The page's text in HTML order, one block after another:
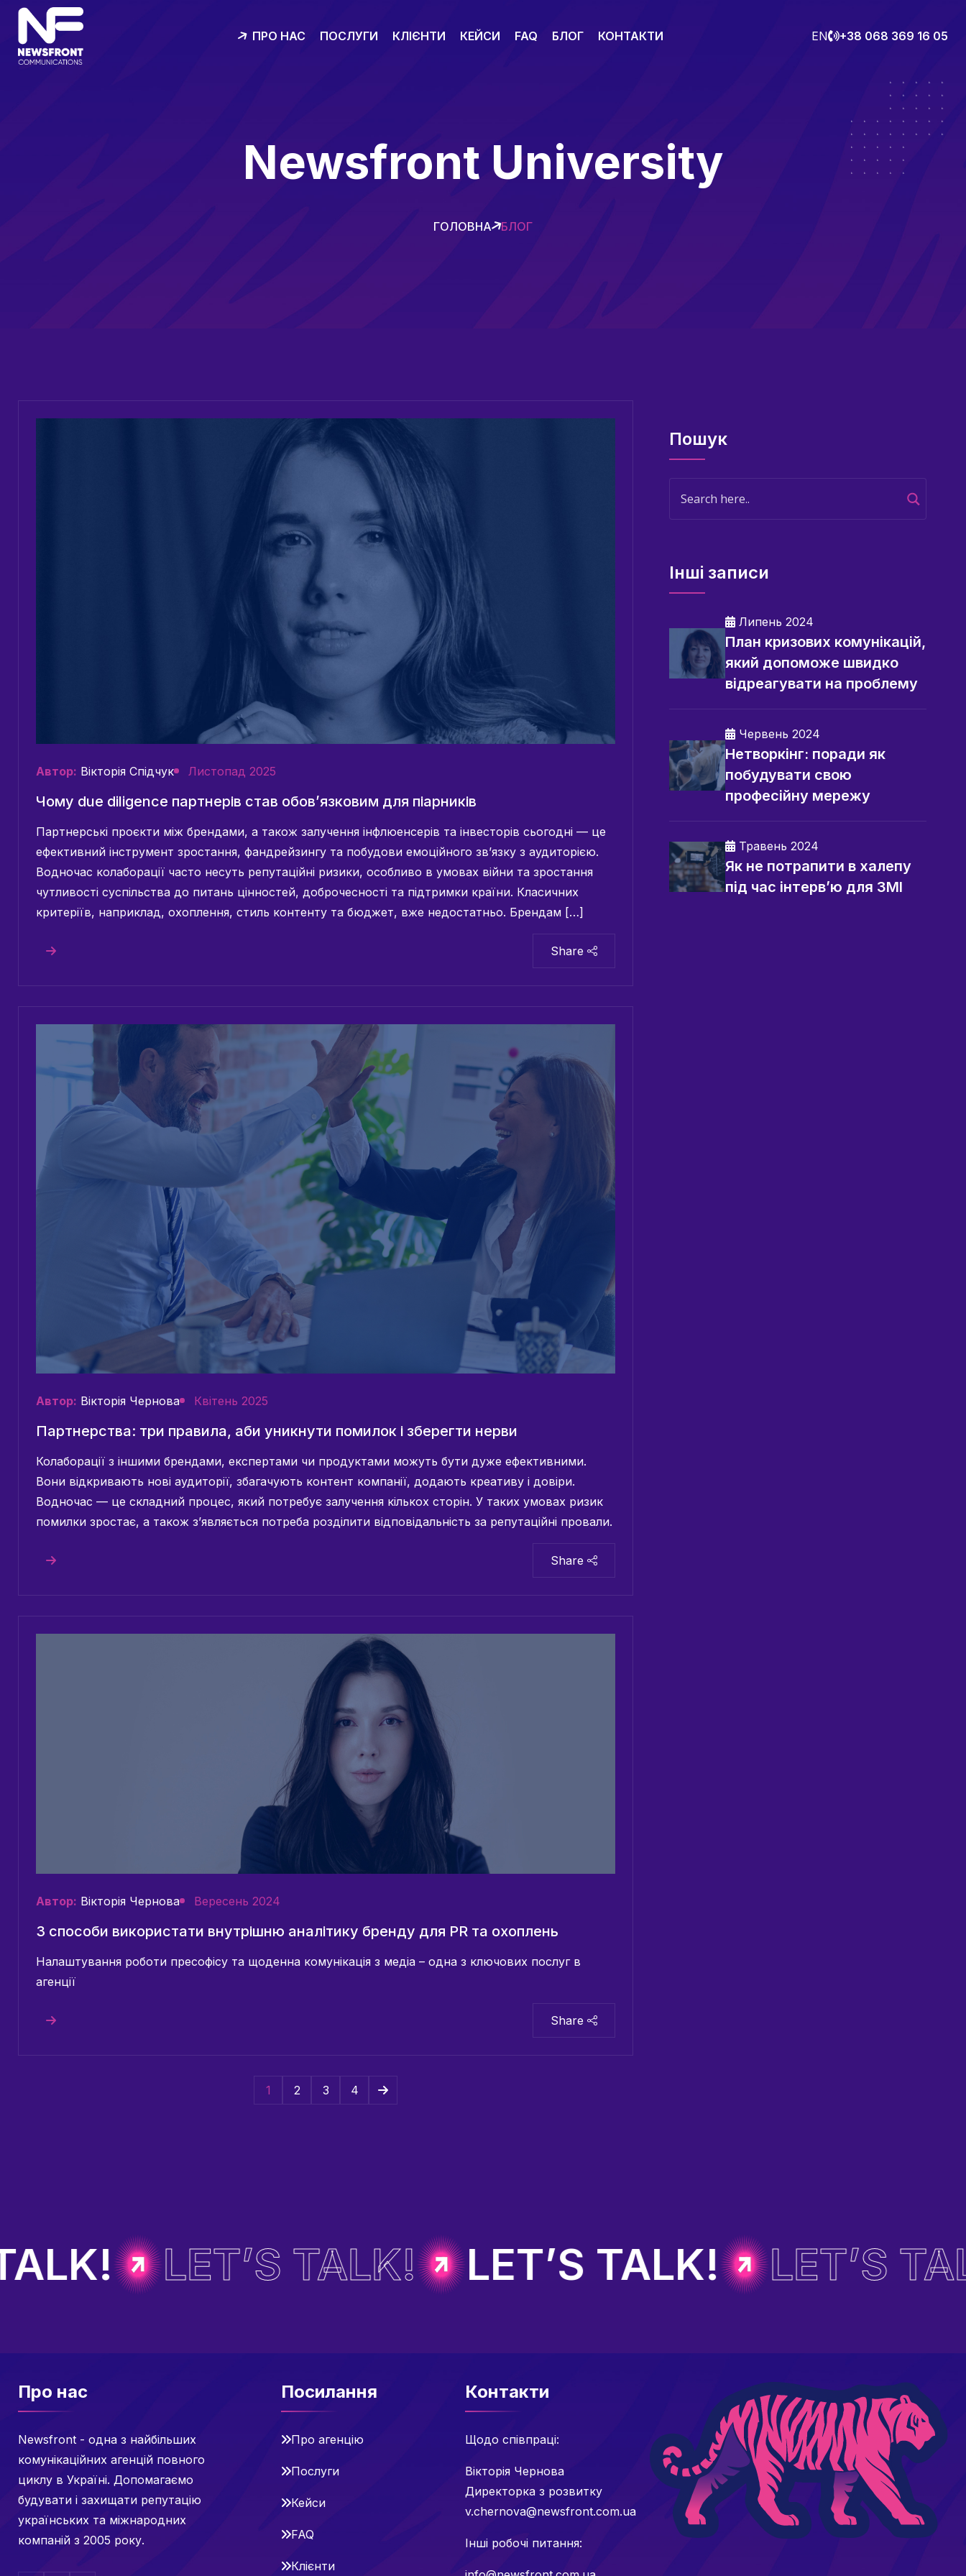
ПРО НАС ПОСЛУГИ КЛІЄНТИ КЕЙСИ FAQ БЛОГ КОНТАКТИ EN +38 068 369 16 05
Newsfront University
ГОЛОВНА БЛОГ
Автор: Вікторія Спідчук Листопад 2025
Чому due diligence партнерів став обов’язковим для піарників
Партнерські проєкти між брендами, а також залучення інфлюенсерів та інвесторів сьогодні — це
ефективний інструмент зростання, фандрейзингу та побудови емоційного зв’язку з аудиторією.
Водночас колаборації часто несуть репутаційні ризики, особливо в умовах війни та зростання
чутливості суспільства до питань цінностей, доброчесності та підтримки країни. Класичних
критеріїв, наприклад, охоплення, стиль контенту та бюджет, вже недостатньо. Брендам […]
Share
Автор: Вікторія Чернова Квітень 2025
Партнерства: три правила, аби уникнути помилок і зберегти нерви
Колаборації з іншими брендами, експертами чи продуктами можуть бути дуже ефективними.
Вони відкривають нові аудиторії, збагачують контент компанії, додають креативу і довіри.
Водночас — це складний процес, який потребує залучення кількох сторін. У таких умовах ризик
помилки зростає, а також з’являється потреба розділити відповідальність за репутаційні провали.
Share
Автор: Вікторія Чернова Вересень 2024
3 способи використати внутрішню аналітику бренду для PR та охоплень
Налаштування роботи пресофісу та щоденна комунікація з медіа – одна з ключових послуг в
агенції
Share
1 2 3 4 →
Пошук
Інші записи
Липень 2024
План кризових комунікацій,
який допоможе швидко
відреагувати на проблему
Червень 2024
Нетворкінг: поради як
побудувати свою
професійну мережу
Травень 2024
Як не потрапити в халепу
під час інтерв’ю для ЗМІ
LET’S TALK! LET’S TALK! LET’S
Про нас
Newsfront - одна з найбільших
комунікаційних агенцій повного
циклу в Україні. Допомагаємо
будувати і захищати репутацію
українських та міжнародних
компаній з 2005 року.
Посилання
Про агенцію
Послуги
Кейси
FAQ
Клієнти
Контакти
Щодо співпраці:
Вікторія Чернова
Директорка з розвитку
v.chernova@newsfront.com.ua
Інші робочі питання: